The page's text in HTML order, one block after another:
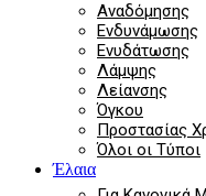
Αναδόμησης
Ενδυνάμωσης
Ενυδάτωσης
Λάμψης
Λείανσης
Όγκου
Προστασίας
Όλοι οι Τύποι
Έλαια